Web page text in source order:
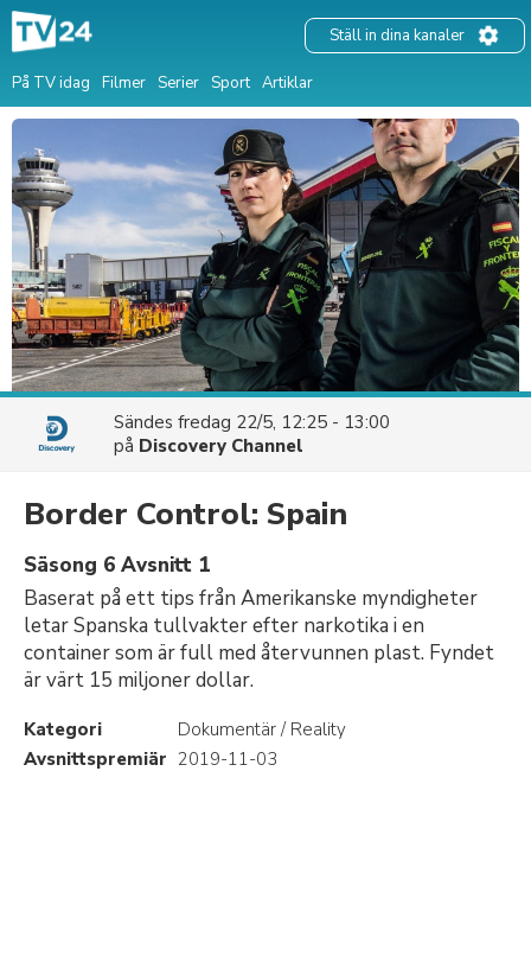
På TV idag Filmer Serier Sport Artiklar
Ställ in dina kanaler
Sändes fredag 22/5, 12:25 - 13:00
på Discovery Channel
Border Control: Spain
Säsong 6 Avsnitt 1
Baserat på ett tips från Amerikanske myndigheter
letar Spanska tullvakter efter narkotika i en
container som är full med återvunnen plast. Fyndet
är värt 15 miljoner dollar.
Kategori
Dokumentär / Reality
Avsnittspremiär 2019-11-03